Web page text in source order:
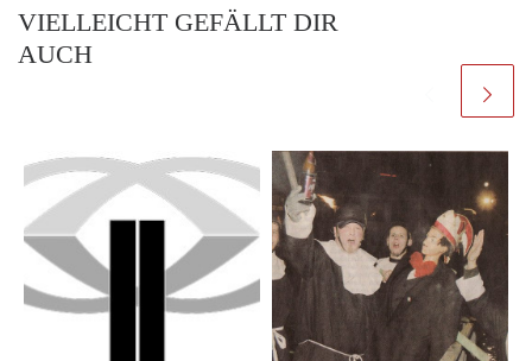
VIELLEICHT GEFÄLLT DIR
AUCH